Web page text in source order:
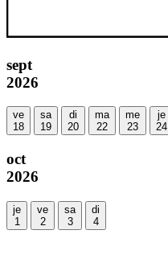
sept
2026
ve
18
sa
19
di
20
ma
22
me
23
je
24
oct
2026
je
1
ve
2
sa
3
di
4